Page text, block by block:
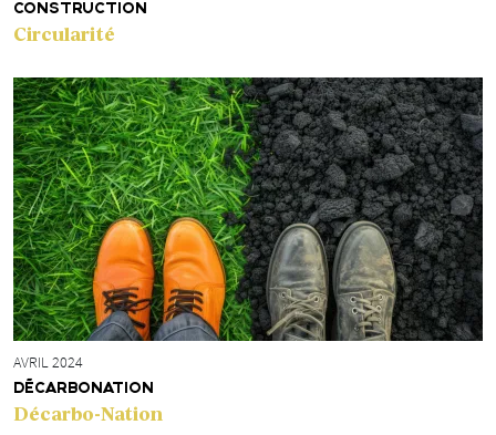
CONSTRUCTION
Circularité
AVRIL 2024
DÉCARBONATION
Décarbo-Nation